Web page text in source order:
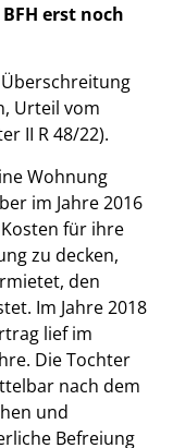
erst noch
Urteil vom
II R 48/22).
Wohnung
im Jahre 2016
für ihre
zu decken,
den
Im Jahre 2018
lief im
Die Tochter
nach dem
und
Befreiung